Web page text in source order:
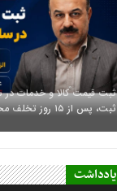
ثبت، پس از ۱۵ روز تخلف محسوب می‌شود
یادداشت